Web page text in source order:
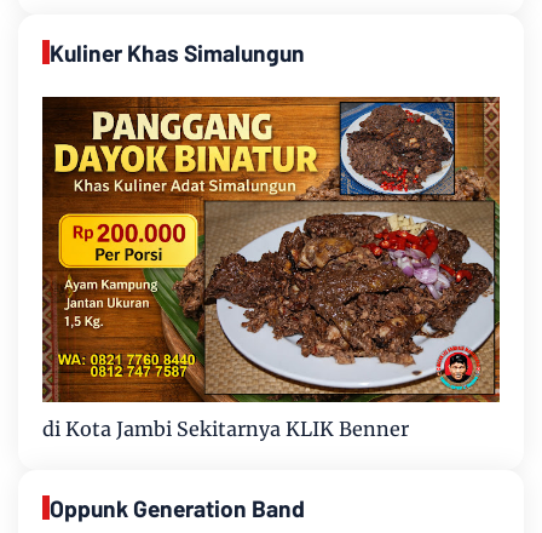
Kuliner Khas Simalungun
di Kota Jambi Sekitarnya KLIK Benner
Oppunk Generation Band